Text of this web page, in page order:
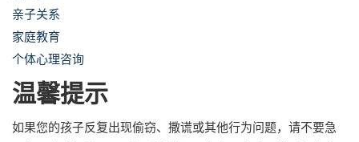
亲子关系
家庭教育
个体心理咨询
温馨提示
如果您的孩子反复出现偷窃、撒谎或其他行为问题，请不要急